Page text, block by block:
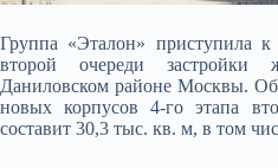
Группа «Эталон» приступила к
второй очереди застройки
Даниловском районе Москвы.
новых корпусов 4-го этапа
составит 30,3 тыс. кв. м, в том